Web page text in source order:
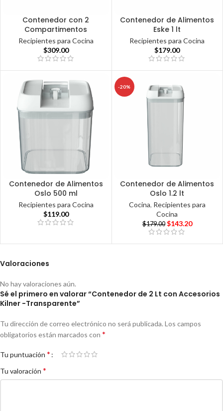
Contenedor con 2
Compartimentos
Recipientes para Cocina
$309.00
Contenedor de Alimentos
Eske 1 lt
Recipientes para Cocina
$179.00
Contenedor de Alimentos
Oslo 500 ml
Recipientes para Cocina
$119.00
-20%
Contenedor de Alimentos
Oslo 1.2 lt
Cocina, Recipientes para
Cocina
$179.00 $143.20
Valoraciones
No hay valoraciones aún.
Sé el primero en valorar “Contenedor de 2 Lt con Accesorios
Kilner -Transparente”
Tu dirección de correo electrónico no será publicada. Los campos
obligatorios están marcados con *
Tu puntuación *
Tu valoración *